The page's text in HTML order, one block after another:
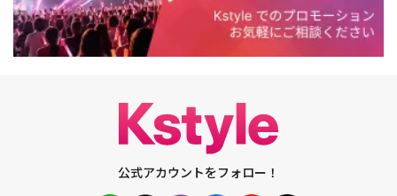
公式アカウントをフォロー！